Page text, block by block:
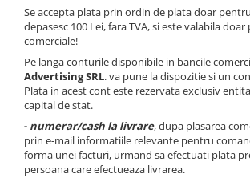
Ceasuri Q&Q Attractive
Ceasuri Reflex
Ceasuri Timberland
Dama
Ceasuri Accurist
Ceasuri Casio
Ceasuri Daniel Klein
Se accepta plata prin ordin de plata doar
depasesc 100 Lei, fara TVA, si este valabila
comerciale!
Pe langa conturile disponibile in bancile
Advertising SRL. va pune la dispozitie si un
Plata in acest cont este rezervata exclusiv
capital de stat.
- numerar/cash la livrare, dupa plasarea
prin e-mail informatiile relevante pentru
forma unei facturi, urmand sa efectuati plata
persoana care efectueaza livrarea.